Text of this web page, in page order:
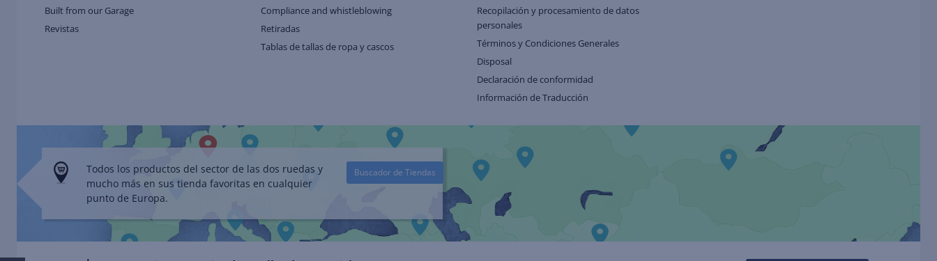
Built from our Garage
Revistas
Compliance and whistleblowing
Retiradas
Tablas de tallas de ropa y cascos
Recopilación y procesamiento de datos
personales
Términos y Condiciones Generales
Disposal
Declaración de conformidad
Información de Traducción
Todos los productos del sector de las dos ruedas y
mucho más en sus tienda favoritas en cualquier
punto de Europa.
Buscador de Tiendas